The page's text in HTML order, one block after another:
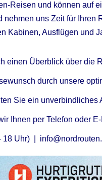
Reisen und können auf
uns Zeit für
Kabinen, Ausflügen und
einen Überblick über die
durch unsere
Sie ein unverbindliches
Ihnen per Telefon oder
18 Uhr) |